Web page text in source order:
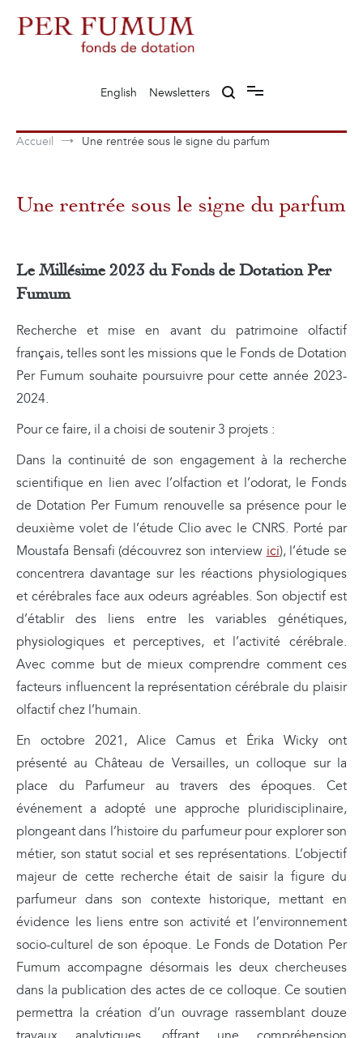
contenu
English
Newsletters
Accueil Une rentrée sous le signe du parfum
Une rentrée sous le signe du parfum
Le Millésime 2023 du Fonds de Dotation Per
Fumum
Recherche et mise en avant du patrimoine olfactif
français, telles sont les missions que le Fonds de Dotation
Per Fumum souhaite poursuivre pour cette année 2023-
2024.
Pour ce faire, il a choisi de soutenir 3 projets :
Dans la continuité de son engagement à la recherche
scientifique en lien avec l’olfaction et l’odorat, le Fonds
de Dotation Per Fumum renouvelle sa présence pour le
deuxième volet de l’étude Clio avec le CNRS. Porté par
Moustafa Bensafi (découvrez son interview ici), l’étude se
concentrera davantage sur les réactions physiologiques
et cérébrales face aux odeurs agréables. Son objectif est
d’établir des liens entre les variables génétiques,
physiologiques et perceptives, et l’activité cérébrale.
Avec comme but de mieux comprendre comment ces
facteurs influencent la représentation cérébrale du plaisir
olfactif chez l’humain.
En octobre 2021, Alice Camus et Érika Wicky ont
présenté au Château de Versailles, un colloque sur la
place du Parfumeur au travers des époques. Cet
événement a adopté une approche pluridisciplinaire,
plongeant dans l’histoire du parfumeur pour explorer son
métier, son statut social et ses représentations. L’objectif
majeur de cette recherche était de saisir la figure du
parfumeur dans son contexte historique, mettant en
évidence les liens entre son activité et l’environnement
socio-culturel de son époque. Le Fonds de Dotation Per
Fumum accompagne désormais les deux chercheuses
dans la publication des actes de ce colloque. Ce soutien
permettra la création d’un ouvrage rassemblant douze